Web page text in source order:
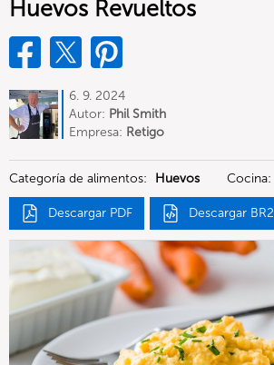
Huevos Revueltos
6. 9. 2024
Autor: Phil Smith
Empresa: Retigo
Categoría de alimentos: Huevos Cocina:
Descargar PDF Descargar BR2